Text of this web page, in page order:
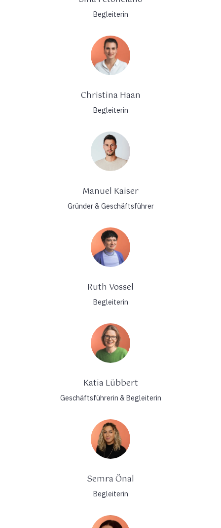
Begleiterin
Christina Haan
Begleiterin
Manuel Kaiser
Gründer & Geschäftsführer
Ruth Vossel
Begleiterin
Katia Lübbert
Geschäftsführerin & Begleiterin
Semra Önal
Begleiterin